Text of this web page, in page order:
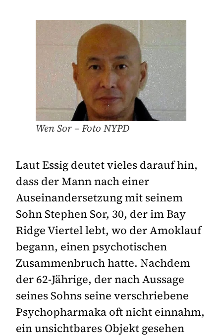
Wen Sor – Foto NYPD
Laut Essig deutet vieles darauf hin,
dass der Mann nach einer
Auseinandersetzung mit seinem
Sohn Stephen Sor, 30, der im Bay
Ridge Viertel lebt, wo der Amoklauf
begann, einen psychotischen
Zusammenbruch hatte. Nachdem
der 62-Jährige, der nach Aussage
seines Sohns seine verschriebene
Psychopharmaka oft nicht einnahm,
ein unsichtbares Objekt gesehen